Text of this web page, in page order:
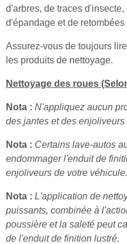
d'arbres, de traces
d'épandage et de
Assurez-vous de toujours
les produits de nettoyage.
Nettoyage des roues
Nota : N'appliquez aucun
des jantes et des
Nota : Certains lave-autos
endommager l'enduit de
enjoliveurs de votre véhicule.
Nota : L'application de
puissants, combinée à
poussière et la saleté peut
de l'enduit de finition lustré.